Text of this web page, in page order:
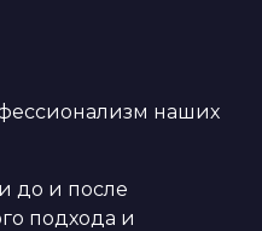
наших
до и после
подхода и